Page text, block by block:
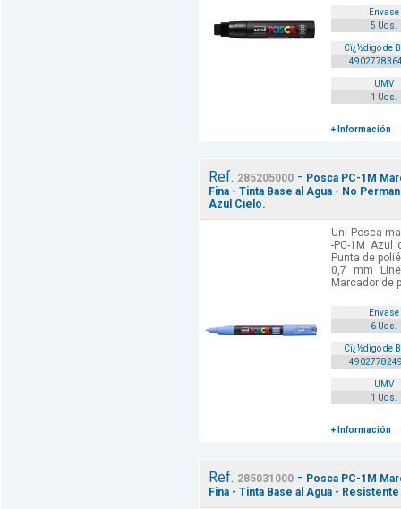
Envase
5 Uds.
Cï¿½digo de
UMV
1 Uds.
+ Información
Ref. 285205000 - Posca PC-1M
Fina - Tinta Base al Agua - No
Azul Cielo.
Uni Posca
-PC-1M Azul
Punta de
0,7 mm
Marcador de
Envase
6 Uds.
Cï¿½digo de
UMV
1 Uds.
+ Información
Ref. 285031000 - Posca PC-1M
Fina - Tinta Base al Agua -